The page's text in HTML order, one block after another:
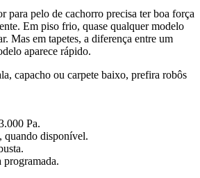
para pelo de cachorro precisa ter boa força
Em piso frio, quase qualquer modelo
Mas em tapetes, a diferença entre um
aparece rápido.
capacho ou carpete baixo, prefira robôs
Pa.
quando disponível.